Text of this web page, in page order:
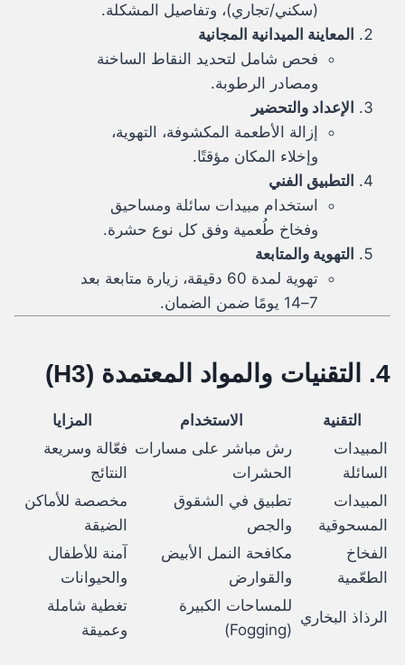
(سكني/تجاري)، وتفاصيل المشكلة.
المعاينة الميدانية المجانية
فحص شامل لتحديد النقاط الساخنة
ومصادر الرطوبة.
الإعداد والتحضير
إزالة الأطعمة المكشوفة، التهوية،
وإخلاء المكان مؤقتًا.
التطبيق الفني
استخدام مبيدات سائلة ومساحيق
وفخاخ طُعمية وفق كل نوع حشرة.
التهوية والمتابعة
تهوية لمدة 60 دقيقة، زيارة متابعة بعد
7–14 يومًا ضمن الضمان.
4. التقنيات والمواد المعتمدة (H3)
التقنية الاستخدام
المزايا
المبيدات
السائلة
رش مباشر على مسارات
الحشرات
فعّالة وسريعة
النتائج
المبيدات
المسحوقية
تطبيق في الشقوق
والجص
مخصصة للأماكن
الضيقة
الفخاخ
الطعّمية
مكافحة النمل الأبيض
والقوارض
آمنة للأطفال
والحيوانات
الرذاذ البخاري
للمساحات الكبيرة
(Fogging)
تغطية شاملة
وعميقة